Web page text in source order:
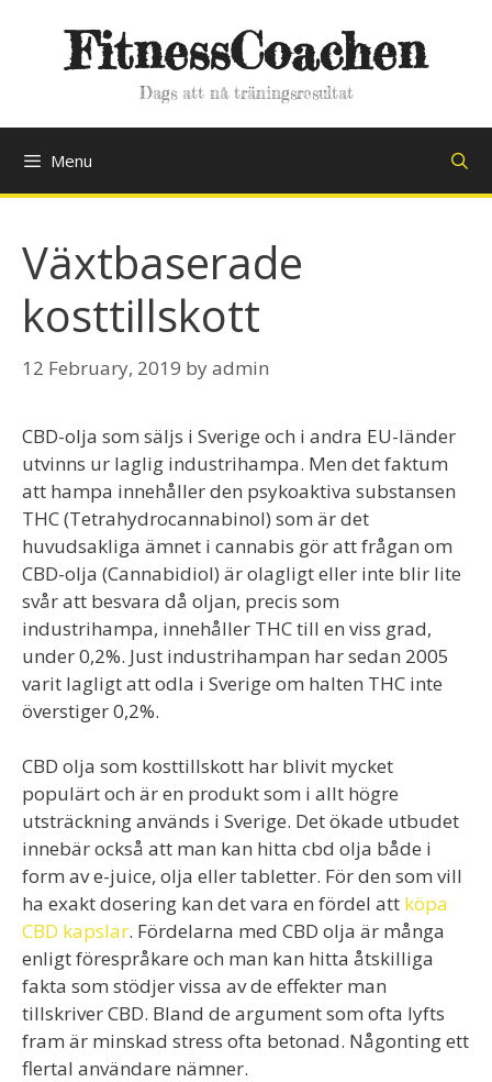
FitnessCoachen
Dags att nå träningsresultat
Menu
Växtbaserade
kosttillskott
12 February, 2019 byadmin
CBD-olja som säljs i Sverige och i andra EU-länder
utvinns ur laglig industrihampa. Men det faktum
att hampa innehåller den psykoaktiva substansen
THC (Tetrahydrocannabinol) som är det
huvudsakliga ämnet i cannabis gör att frågan om
CBD-olja (Cannabidiol) är olagligt eller inte blir lite
svår att besvara då oljan, precis som
industrihampa, innehåller THC till en viss grad,
under 0,2%. Just industrihampan har sedan 2005
varit lagligt att odla i Sverige om halten THC inte
överstiger 0,2%.
CBD olja som kosttillskott har blivit mycket
populärt och är en produkt som i allt högre
utsträckning används i Sverige. Det ökade utbudet
innebär också att man kan hitta cbd olja både i
form av e-juice, olja eller tabletter. För den som vill
ha exakt dosering kan det vara en fördel att köpa
CBD kapslar. Fördelarna med CBD olja är många
enligt förespråkare och man kan hitta åtskilliga
fakta som stödjer vissa av de effekter man
tillskriver CBD. Bland de argument som ofta lyfts
fram är minskad stress ofta betonad. Någonting ett
flertal användare nämner.